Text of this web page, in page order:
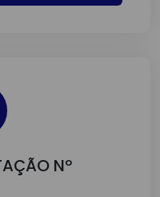
Nº